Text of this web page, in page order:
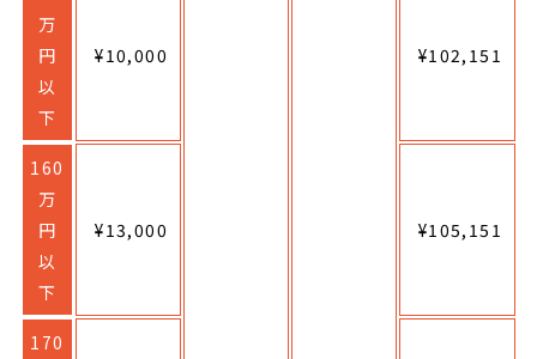
万
円
以
下
¥10,000 ¥102,151
160
万
円
以
下
¥13,000 ¥105,151
170